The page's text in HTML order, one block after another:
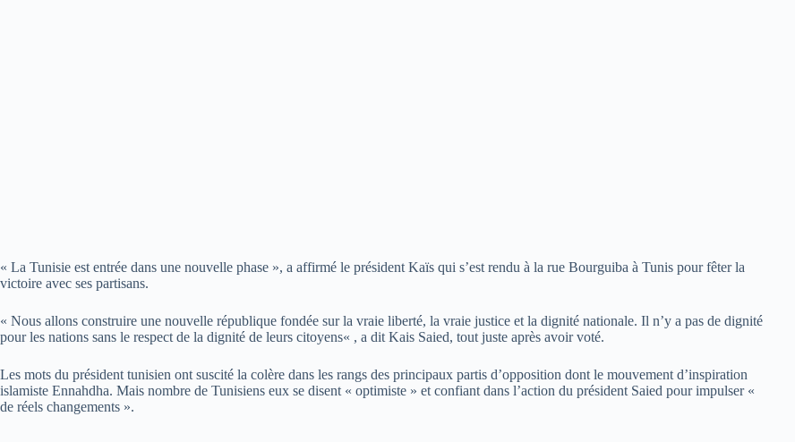
« La Tunisie est entrée dans une nouvelle phase », a affirmé le président Kaïs qui s’est rendu à la rue Bourguiba à Tunis pour fêter la
victoire avec ses partisans.
« Nous allons construire une nouvelle république fondée sur la vraie liberté, la vraie justice et la dignité nationale. Il n’y a pas de dignité
pour les nations sans le respect de la dignité de leurs citoyens« , a dit Kais Saied, tout juste après avoir voté.
Les mots du président tunisien ont suscité la colère dans les rangs des principaux partis d’opposition dont le mouvement d’inspiration
islamiste Ennahdha. Mais nombre de Tunisiens eux se disent « optimiste » et confiant dans l’action du président Saied pour impulser «
de réels changements ».